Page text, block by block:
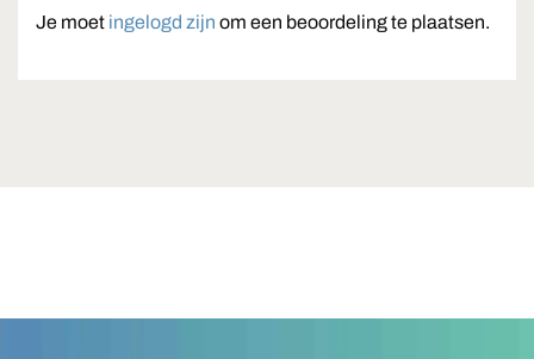
Je moet ingelogd zijn om een beoordeling te plaatsen.